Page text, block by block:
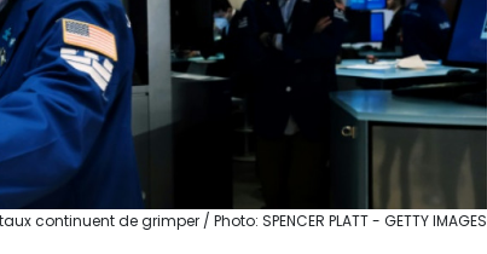
continuent de grimper / Photo: SPENCER PLATT - GETTY IMAGES